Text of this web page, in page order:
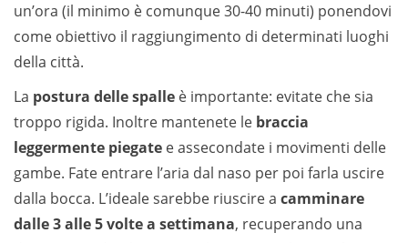
un’ora (il minimo è comunque 30-40 minuti) ponendovi
come obiettivo il raggiungimento di determinati luoghi
della città.
La postura delle spalle è importante: evitate che sia
troppo rigida. Inoltre mantenete le braccia
leggermente piegate e assecondate i movimenti delle
gambe. Fate entrare l’aria dal naso per poi farla uscire
dalla bocca. L’ideale sarebbe riuscire a camminare
dalle 3 alle 5 volte a settimana, recuperando una